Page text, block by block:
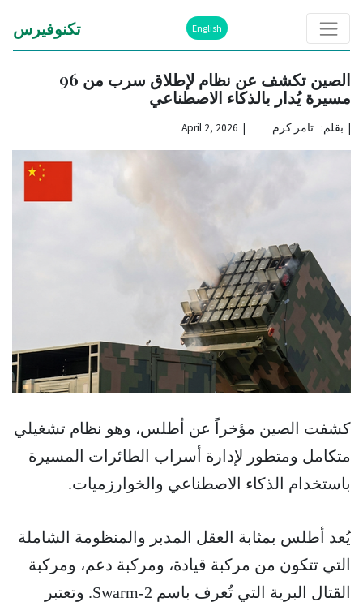
English تكنوفيرس
الصين تكشف عن نظام لإطلاق سرب من 96
مسيرة يُدار بالذكاء الاصطناعي
| بقلم: تامر كرم | April 2, 2026
كشفت الصين مؤخراً عن أطلس، وهو نظام تشغيلي
متكامل ومتطور لإدارة أسراب الطائرات المسيرة
باستخدام الذكاء الاصطناعي والخوارزميات.
يُعد أطلس بمثابة العقل المدبر والمنظومة الشاملة
التي تتكون من مركبة قيادة، ومركبة دعم، ومركبة
القتال البرية التي تُعرف باسم Swarm-2. وتعتبر